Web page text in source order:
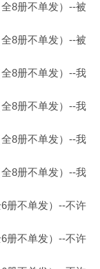
8册不单发）--被
8册不单发）--被
8册不单发）--我
8册不单发）--我
8册不单发）--我
8册不单发）--我
册不单发）--不许
册不单发）--不许